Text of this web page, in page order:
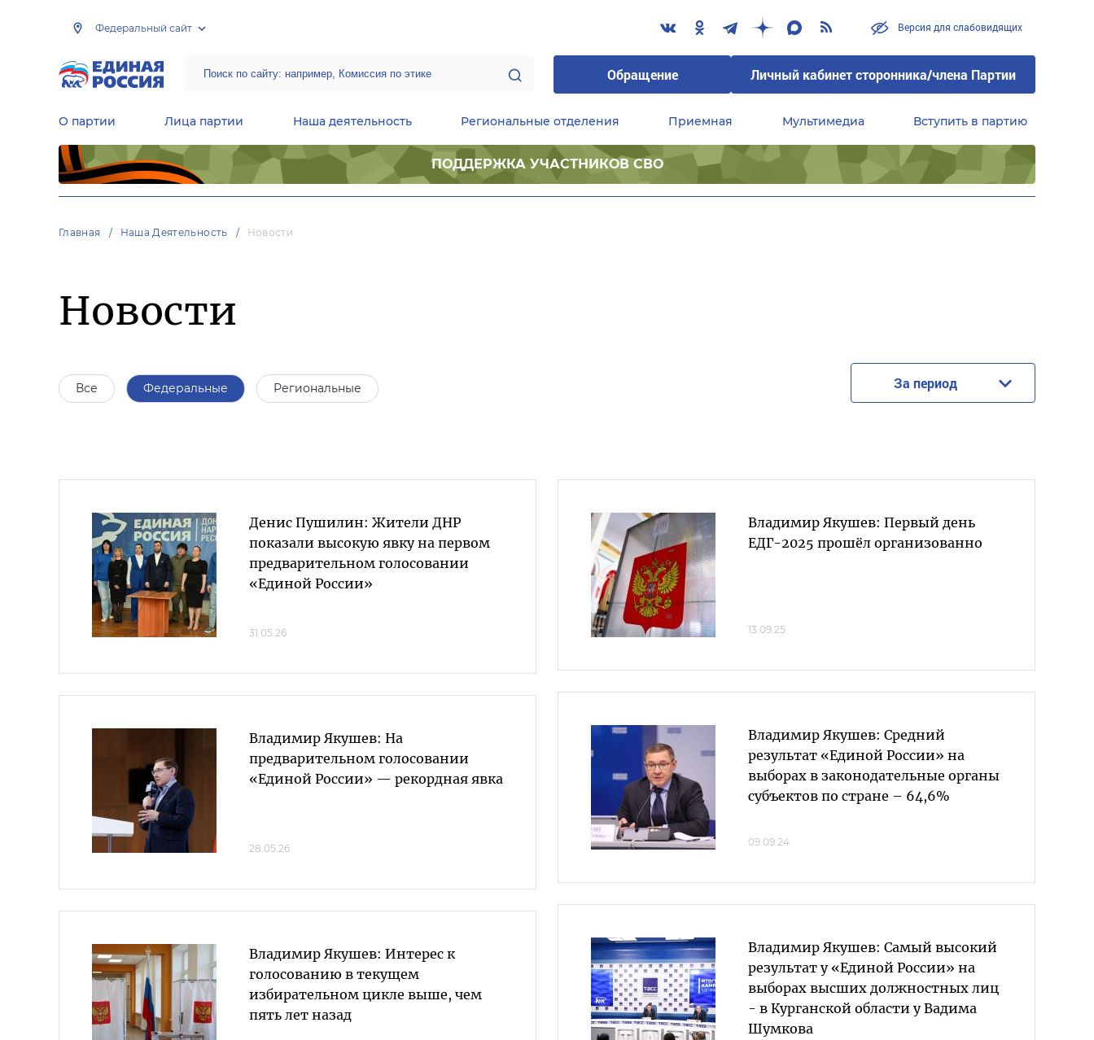
Федеральный сайт Версия для слабовидящих
Обращение Личный кабинет сторонника/члена Партии
О партии Лица партии Наша деятельность Региональные отделения Приемная Мультимедиа Вступить в партию
ПОДДЕРЖКА УЧАСТНИКОВ СВО
Главная Наша Деятельность Новости
Новости
Все Федеральные Региональные За период
Денис Пушилин: Жители ДНР
показали высокую явку на первом
предварительном голосовании
«Единой России»
31.05.26
Владимир Якушев: На
предварительном голосовании
«Единой России» — рекордная явка
28.05.26
Владимир Якушев: Интерес к
голосованию в текущем
избирательном цикле выше, чем
пять лет назад
Владимир Якушев: Первый день
ЕДГ-2025 прошёл организованно
13.09.25
Владимир Якушев: Средний
результат «Единой России» на
выборах в законодательные органы
субъектов по стране – 64,6%
09.09.24
Владимир Якушев: Самый высокий
результат у «Единой России» на
выборах высших должностных лиц
- в Курганской области у Вадима
Шумкова